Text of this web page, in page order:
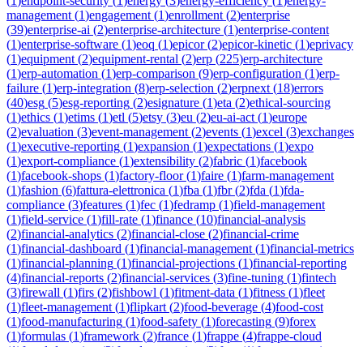
management (1)engagement (1)enrollment (2)enterprise
(39)enterprise-ai (2)enterprise-architecture (1)enterprise-content
(1)enterprise-software (1)eoq (1)epicor(2)epicor-kinetic (1)eprivacy
(1)equipment (2)equipment-rental (2)erp (225)erp-architecture
(1)erp-automation (1)erp-comparison (9)erp-configuration (1)erp-
failure (1)erp-integration (8)erp-selection (2)erpnext (18)errors
(40)esg (5)esg-reporting (2)esignature (1)eta (2)ethical-sourcing
(1)ethics (1)etims (1)etl (5)etsy (3)eu (2)eu-ai-act (1)europe
(2)evaluation (3)event-management (2)events (1)excel (3)exchanges
(1)executive-reporting (1)expansion (1)expectations (1)expo
(1)export-compliance (1)extensibility (2)fabric (1)facebook
(1)facebook-shops (1)factory-floor(1)faire (1)farm-management
(1)fashion (6)fattura-elettronica (1)fba (1)fbr(2)fda (1)fda-
compliance (3)features (1)fec (1)fedramp (1)field-management
(1)field-service (1)fill-rate (1)finance (10)financial-analysis
(2)financial-analytics (2)financial-close (2)financial-crime
(1)financial-dashboard (1)financial-management (1)financial-metrics
(1)financial-planning (1)financial-projections (1)financial-reporting
(4)financial-reports (2)financial-services (3)fine-tuning (1)fintech
(3)firewall (1)firs (2)fishbowl (1)fitment-data (1)fitness (1)fleet
(1)fleet-management (1)flipkart (2)food-beverage (4)food-cost
(1)food-manufacturing (1)food-safety (1)forecasting (9)forex
(1)formulas (1)framework (2)france (1)frappe (4)frappe-cloud